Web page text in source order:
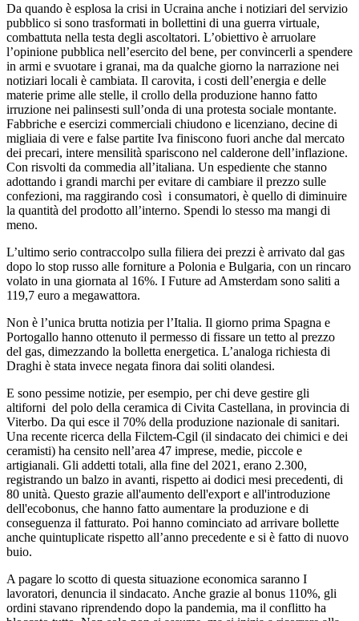
Da quando è esplosa la crisi in Ucraina anche i notiziari del servizio
pubblico si sono trasformati in bollettini di una guerra virtuale,
combattuta nella testa degli ascoltatori. L’obiettivo è arruolare
l’opinione pubblica nell’esercito del bene, per convincerli a spendere
in armi e svuotare i granai, ma da qualche giorno la narrazione nei
notiziari locali è cambiata. Il carovita, i costi dell’energia e delle
materie prime alle stelle, il crollo della produzione hanno fatto
irruzione nei palinsesti sull’onda di una protesta sociale montante.
Fabbriche e esercizi commerciali chiudono e licenziano, decine di
migliaia di vere e false partite Iva finiscono fuori anche dal mercato
dei precari, intere mensilità spariscono nel calderone dell’inflazione.
Con risvolti da commedia all’italiana. Un espediente che stanno
adottando i grandi marchi per evitare di cambiare il prezzo sulle
confezioni, ma raggirando così i consumatori, è quello di diminuire
la quantità del prodotto all’interno. Spendi lo stesso ma mangi di
meno.
L’ultimo serio contraccolpo sulla filiera dei prezzi è arrivato dal gas
dopo lo stop russo alle forniture a Polonia e Bulgaria, con un rincaro
volato in una giornata al 16%. I Future ad Amsterdam sono saliti a
119,7 euro a megawattora.
Non è l’unica brutta notizia per l’Italia. Il giorno prima Spagna e
Portogallo hanno ottenuto il permesso di fissare un tetto al prezzo
del gas, dimezzando la bolletta energetica. L’analoga richiesta di
Draghi è stata invece negata finora dai soliti olandesi.
E sono pessime notizie, per esempio, per chi deve gestire gli
altiforni del polo della ceramica di Civita Castellana, in provincia di
Viterbo. Da qui esce il 70% della produzione nazionale di sanitari.
Una recente ricerca della Filctem-Cgil (il sindacato dei chimici e dei
ceramisti) ha censito nell’area 47 imprese, medie, piccole e
artigianali. Gli addetti totali, alla fine del 2021, erano 2.300,
registrando un balzo in avanti, rispetto ai dodici mesi precedenti, di
80 unità. Questo grazie all'aumento dell'export e all'introduzione
dell'ecobonus, che hanno fatto aumentare la produzione e di
conseguenza il fatturato. Poi hanno cominciato ad arrivare bollette
anche quintuplicate rispetto all’anno precedente e si è fatto di nuovo
buio.
A pagare lo scotto di questa situazione economica saranno I
lavoratori, denuncia il sindacato. Anche grazie al bonus 110%, gli
ordini stavano riprendendo dopo la pandemia, ma il conflitto ha